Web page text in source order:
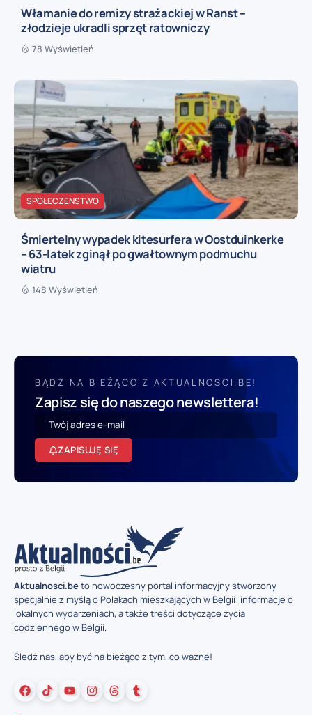
Włamanie do remizy strażackiej w Ranst –
złodzieje ukradli sprzęt ratowniczy
78 Wyświetleń
SPOŁECZEŃSTWO
Śmiertelny wypadek kitesurfera w Oostduinkerke
– 63-latek zginął po gwałtownym podmuchu
wiatru
148 Wyświetleń
BĄDŹ NA BIEŻĄCO Z AKTUALNOSCI.BE!
Zapisz się do naszego newslettera!
ZAPISUJĘ SIĘ
Aktualnosci.beto nowoczesny portal informacyjny stworzony
specjalnie z myślą o Polakach mieszkających w Belgii: informacje o
lokalnych wydarzeniach, a także treści dotyczące życia
codziennego w Belgii.
Śledź nas, aby być na bieżąco z tym, co ważne!